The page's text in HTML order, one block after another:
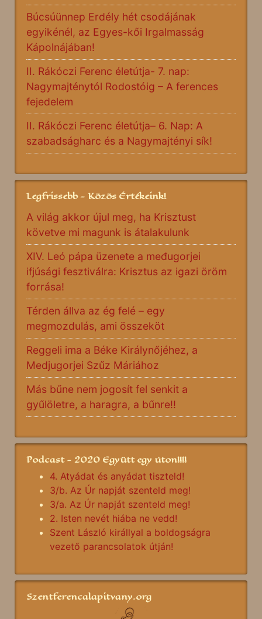
Búcsúünnep Erdély hét csodájának
egyikénél, az Egyes-kői Irgalmasság
Kápolnájában!
II. Rákóczi Ferenc életútja- 7. nap:
Nagymajténytól Rodostóig – A ferences
fejedelem
II. Rákóczi Ferenc életútja– 6. Nap: A
szabadságharc és a Nagymajtényi sík!
Legfrissebb - Közös Értékeink!
A világ akkor újul meg, ha Krisztust
követve mi magunk is átalakulunk
XIV. Leó pápa üzenete a međugorjei
ifjúsági fesztiválra: Krisztus az igazi öröm
forrása!
Térden állva az ég felé – egy
megmozdulás, ami összeköt
Reggeli ima a Béke Királynőjéhez, a
Medjugorjei Szűz Máriához
Más bűne nem jogosít fel senkit a
gyűlöletre, a haragra, a bűnre!!
Podcast - 2020 Együtt egy úton!!!!
4. Atyádat és anyádat tiszteld!
3/b. Az Úr napját szenteld meg!
3/a. Az Úr napját szenteld meg!
2. Isten nevét hiába ne vedd!
Szent László királlyal a boldogságra
vezető parancsolatok útján!
Szentferencalapitvany.org